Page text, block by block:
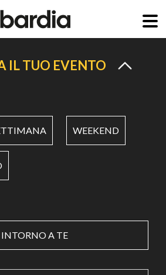
IL TUO EVENTO
WEEKEND
INTORNO A TE